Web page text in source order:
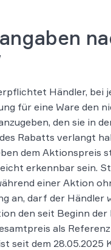
Händler, bei
für eine Ware den
den sie in
Rabatts verlangt
dem Aktionspreis
erkennbar sein.
einer Aktion
an, darf der Händler
den seit Beginn der
als
seit dem 28.05.2025